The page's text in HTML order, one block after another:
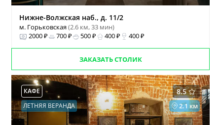
Нижне-Волжская наб., д. 11/2
м. Горьковская(2.6 км, 33 мин)
2000 ₽
700 ₽ 500 ₽ 400 ₽ 400 ₽
ЗАКАЗАТЬ СТОЛИК
8.5
КАФЕ
2.1 км
ЛЕТНЯЯ ВЕРАНДА